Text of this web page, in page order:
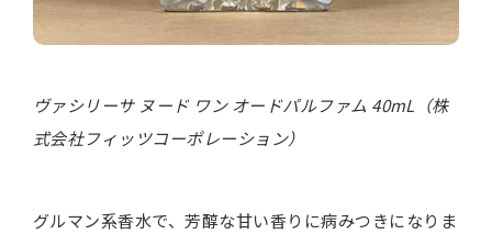
ヴァシリーサ ヌード ワン オードパルファム 40mL（株
式会社フィッツコーポレーション）
グルマン系香水で、芳醇な甘い香りに病みつきになりま